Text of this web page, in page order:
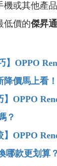
機或其他產
低價的傑昇
】OPPO
價馬上看！
】OPPO
？
】OPPO
哪款更划算？